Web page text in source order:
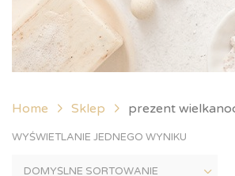
Home Sklep prezent
WYŚWIETLANIE JEDNEGO WYNIKU